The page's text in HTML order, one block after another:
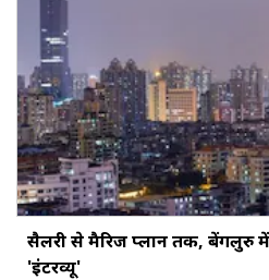
सैलरी से मैरिज प्लान तक, बेंगलुरु
'इंटरव्यू'